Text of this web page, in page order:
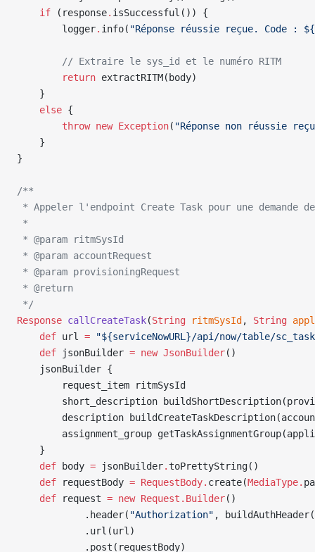
    if
(response. isSuccessful()) {
        logger
. info( "Réponse réussie reçue. Code :
        // Extraire le sys_id et le numéro RITM
        return
extractRITM(body)
    }
    else
{
        throw
new Exception( "Réponse non réussie
    }
}
/**
* Appeler l'endpoint Create Task pour une demande de
*
* @param ritmSysId
* @param accountRequest
* @param provisioningRequest
* @return
*/
Response callCreateTask(String ritmSysId , String
    def
url = "${serviceNowURL}/api/now/table/
    def
jsonBuilder = new JsonBuilder()
    jsonBuilder {
        request_item ritmSysId
short_description
description
assignment_group
    }
    def
body = jsonBuilder. toPrettyString()
    def
requestBody = RequestBody. create(MediaType.
    def
request = new Request.Builder()
            .header(
"Authorization" ,
            .url(url)
            .post(requestBody)